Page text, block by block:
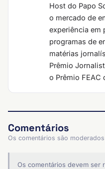
Host do Papo
o mercado de
experiência em
programas de
matérias
Prêmio
o Prêmio FEAC
Comentários
Os comentários são
Os comentários devem ser